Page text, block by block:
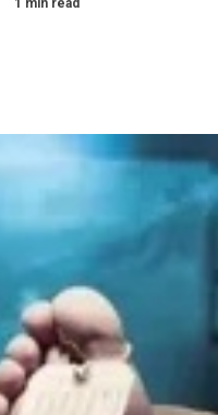
1 min read